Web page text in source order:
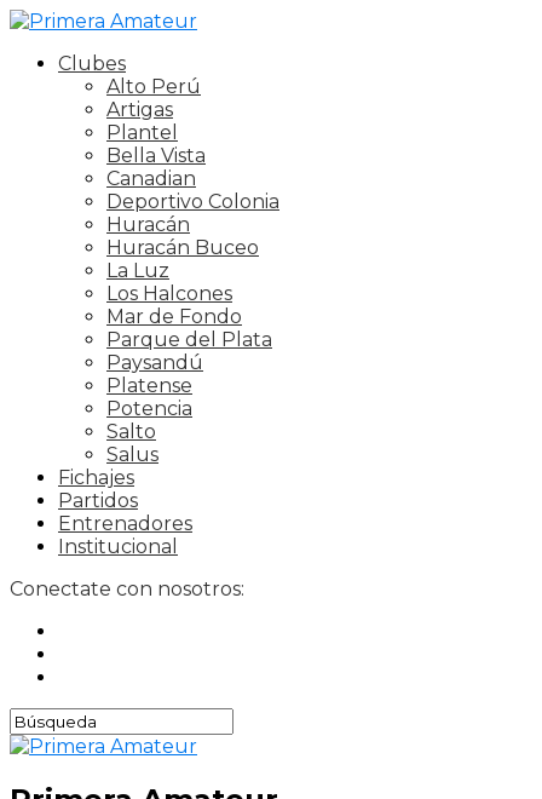
Clubes
Alto Perú
Artigas
Plantel
Bella Vista
Canadian
Deportivo Colonia
Huracán
Huracán Buceo
La Luz
Los Halcones
Mar de Fondo
Parque del Plata
Paysandú
Platense
Potencia
Salto
Salus
Fichajes
Partidos
Entrenadores
Institucional
Conectate con nosotros: